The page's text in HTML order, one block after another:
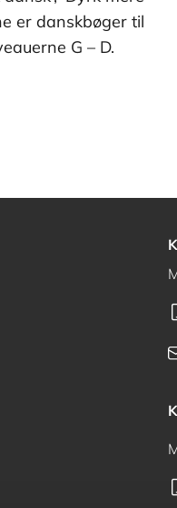
er danskbøger til
G – D.